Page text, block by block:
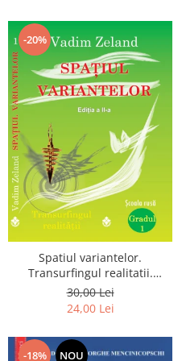
Dumnezeu
-20%
Spatiul variantelor.
Transurfingul realitatii.
Gradul 1. Cum sa ne
dezvoltam intuitia si sa ne
alegem soarta
30,00 Lei
24,00 Lei
-18% NOU